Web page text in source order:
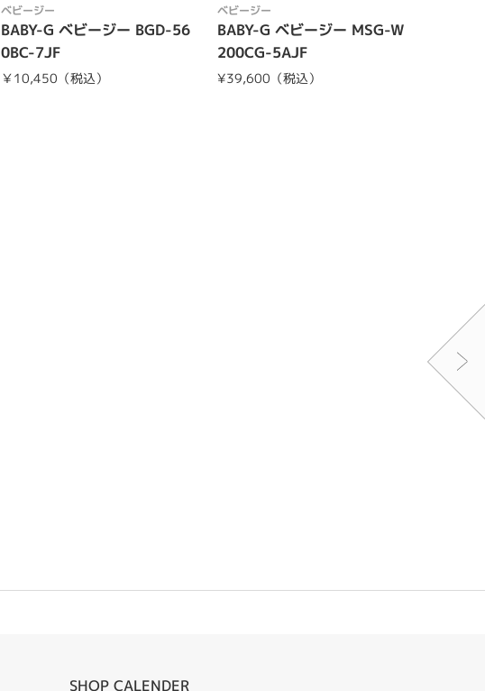
ベビージー
BABY-G ベビージー BGD-56
0BC-7JF
￥10,450（税込）
ベビージー
BABY-G ベビージー MSG-W
200CG-5AJF
¥39,600（税込）
SHOP CALENDER